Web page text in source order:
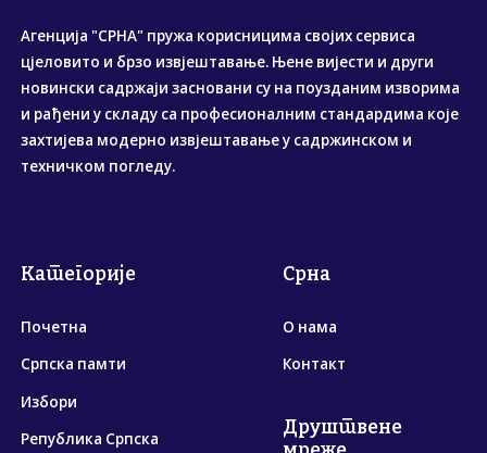
Агенција "СРНА" пружа корисницима својих сервиса
цјеловито и брзо извјештавање. Њене вијести и други
новински садржаји засновани су на поузданим изворима
и рађени у складу са професионалним стандардима које
захтијева модерно извјештавање у садржинском и
техничком погледу.
Категорије
Почетна
Српска памти
Избори
Република Српска
Срна
О нама
Контакт
Друштвене